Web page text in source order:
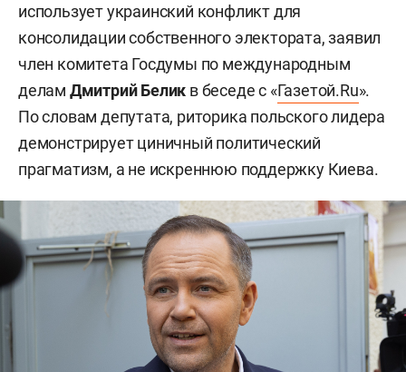
использует украинский конфликт для
консолидации собственного электората, заявил
член комитета Госдумы по международным
делам Дмитрий Белик в беседе с «Газетой.Ru».
По словам депутата, риторика польского лидера
демонстрирует циничный политический
прагматизм, а не искреннюю поддержку Киева.